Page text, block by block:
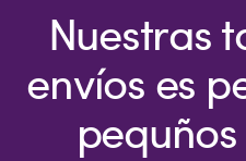
Nuestras
envíos es